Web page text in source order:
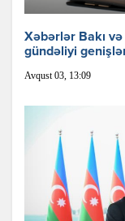
Xəbərlər Bakı
gündəliyi
Avqust 03, 13:09